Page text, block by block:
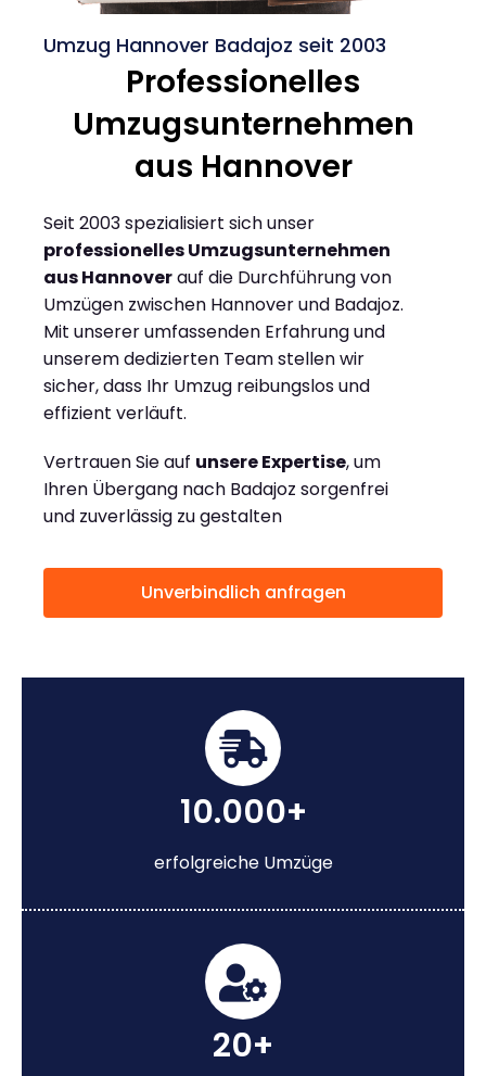
Umzug Hannover Badajoz seit 2003
Professionelles
Umzugsunternehmen
aus Hannover
Seit 2003 spezialisiert sich unser
professionelles Umzugsunternehmen
aus Hannoverauf die Durchführung von
Umzügen zwischen Hannover und Badajoz.
Mit unserer umfassenden Erfahrung und
unserem dedizierten Team stellen wir
sicher, dass Ihr Umzug reibungslos und
effizient verläuft.
Vertrauen Sie auf unsere Expertise, um
Ihren Übergang nach Badajoz sorgenfrei
und zuverlässig zu gestalten
Unverbindlich anfragen
10.000+
erfolgreiche Umzüge
20+